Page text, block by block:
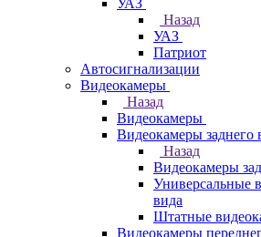
УАЗ
Назад
УАЗ
Патриот
Автосигнализации
Видеокамеры
Назад
Видеокамеры
Видеокамеры заднего
Назад
Видеокамеры
Универсальные
вида
Штатные
Видеокамеры